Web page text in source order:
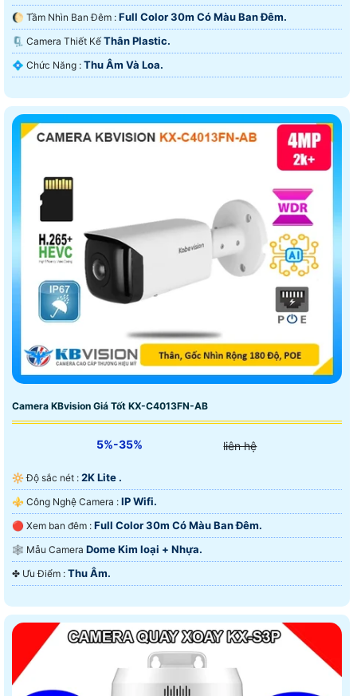
🌔 Tầm Nhìn Ban Đêm : Full Color 30m Có Màu Ban Ðêm.
🗜️ Camera Thiết Kế Thân Plastic.
️💠 Chức Năng : Thu Âm Và Loa.
Camera KBvision Giá Tốt KX-C4013FN-AB
5%-35% liên hệ
🔆 Độ sắc nét : 2K Lite .
⚜️ Công Nghệ Camera : IP Wifi.
🔴 Xem ban đêm : Full Color 30m Có Màu Ban Ðêm.
🕸️ Mẫu Camera Dome Kim loại + Nhựa.
️✤ Ưu Điểm : Thu Âm.